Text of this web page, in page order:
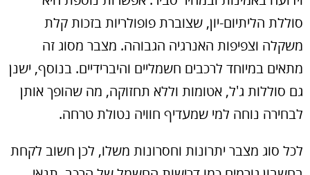
סוללת הליתיום-יון, שצוברת פופולריות בזכות קלת
משקלה וצפיפות האנרגיה הגבוהה. מצבר מסוג זה
מתאים במיוחד לרכבים חשמליים והיברידיים. בנוסף, ישנן
גם סוללות ג'ל, אטומות וללא תחזוקה, מה שהופך אותן
לבחירה נוחה למי שמעדיף חוויה נטולת טרחה.
לכל סוג מצבר יתרונות וחסרונות משלו, לכן חשוב לקחת